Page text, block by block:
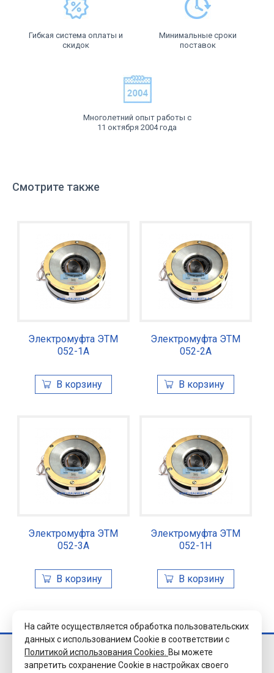
Гибкая система оплаты и
скидок
Минимальные сроки
поставок
Многолетний опыт работы с
11 октября 2004 года
Смотрите также
Электромуфта ЭТМ
052-1А
Электромуфта ЭТМ
052-2А
Электромуфта ЭТМ
052-3А
Электромуфта ЭТМ
052-1Н
© 2026 Завод
«Уралэлектромуфта»
На сайте осуществляется обработка пользовательских
данных с использованием Cookie в соответствии с
Политикой использования Cookies. Вы можете
запретить сохранение Cookie в настройках своего